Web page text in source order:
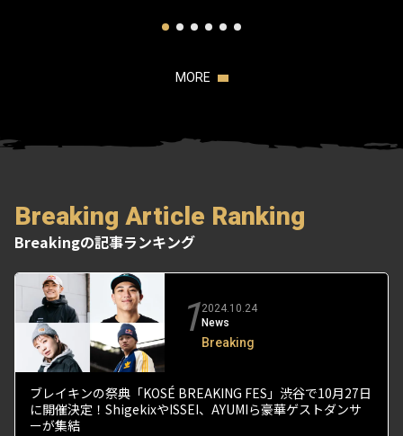
MORE
Breaking Article Ranking
Breakingの記事ランキング
12024.10.24
News
Breaking
ブレイキンの祭典「KOSÉ BREAKING FES」渋谷で10月27日
に開催決定！ShigekixやISSEI、AYUMIら豪華ゲストダンサ
ーが集結